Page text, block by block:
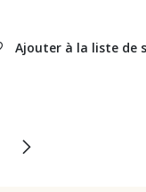
Ajouter à la liste de